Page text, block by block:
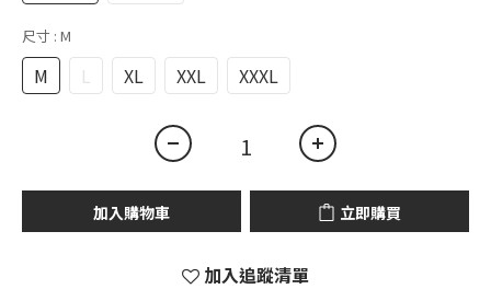
尺寸 : M
M L XL XXL XXXL
加入購物車 立即購買
加入追蹤清單